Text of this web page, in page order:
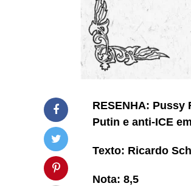
RESENHA: Pussy
Putin e anti-ICE
Texto: Ricardo
Nota: 8,5